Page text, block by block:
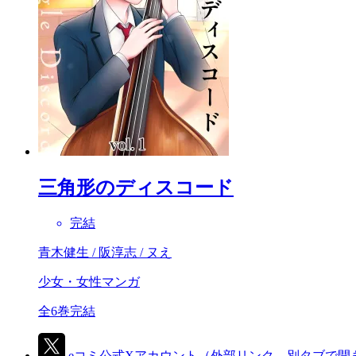
三角形のディスコード
完結
青木健生 / 阪淳志 / ヌえ
少女・女性マンガ
全6巻完結